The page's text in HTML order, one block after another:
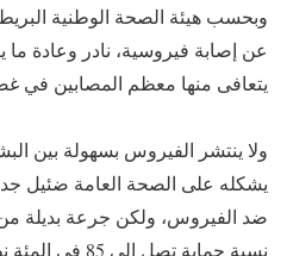
وبحسب هيئة الصحة الوطنية
عن إصابة فيروسية، نادر وعادة
يتعافى منها معظم المصابين في
ولا ينتشر الفيروس بسهولة بين
يشكله على الصحة العامة ضئيل
ضد الفيروس، ولكن جرعة بديلة من
نسبة حماية تصل